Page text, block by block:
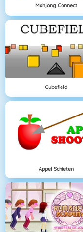
Mahjong Connect
Cubefield
Appel Schieten